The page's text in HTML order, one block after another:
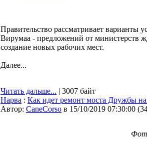
Правительство рассматривает варианты
Вирумаа - предложений от министерств
создание новых рабочих мест.
Далее...
Читать дальше... | 3007 байт
Нарва : Как идет ремонт моста Дружбы на
Автор: CaneCorso в 15/10/2019 07:30:00 (